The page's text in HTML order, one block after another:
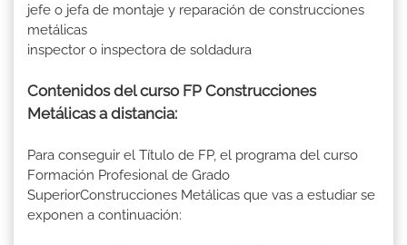
jefe o jefa de montaje y reparación de construcciones
metálicas
inspector o inspectora de soldadura
Contenidos del curso FP Construcciones
Metálicas a distancia:
Para conseguir el Título de FP, el programa del curso
Formación Profesional de Grado
SuperiorConstrucciones Metálicas que vas a estudiar se
exponen a continuación: